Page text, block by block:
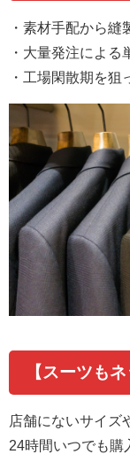
・素材手配から縫
・大量発注による
・工場閑散期を
【スーツも
店舗にないサイズ
24時間いつでも購